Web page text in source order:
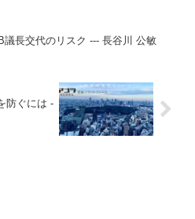
議長交代のリスク --- 長谷川 公敏
防ぐには -